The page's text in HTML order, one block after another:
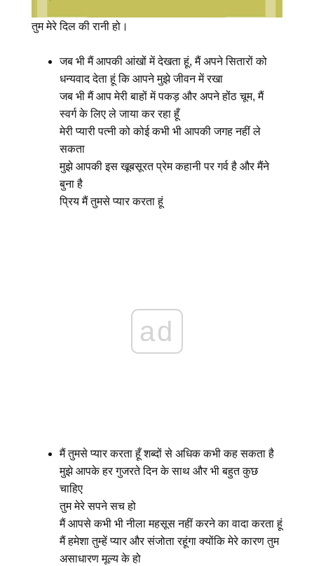
तुम मेरे दिल की रानी हो।
जब भी मैं आपकी आंखों में देखता हूं, मैं अपने सितारों को
धन्यवाद देता हूं कि आपने मुझे जीवन में रखा
जब भी मैं आप मेरी बाहों में पकड़ और अपने होंठ चूम, मैं
स्वर्ग के लिए ले जाया कर रहा हूँ
मेरी प्यारी पत्नी को कोई कभी भी आपकी जगह नहीं ले
सकता
मुझे आपकी इस खूबसूरत प्रेम कहानी पर गर्व है और मैंने
बुना है
प्रिय मैं तुमसे प्यार करता हूं
ad
मैं तुमसे प्यार करता हूँ शब्दों से अधिक कभी कह सकता है
मुझे आपके हर गुजरते दिन के साथ और भी बहुत कुछ
चाहिए
तुम मेरे सपने सच हो
मैं आपसे कभी भी नीला महसूस नहीं करने का वादा करता हूं
मैं हमेशा तुम्हें प्यार और संजोता रहूंगा क्योंकि मेरे कारण तुम
असाधारण मूल्य के हो